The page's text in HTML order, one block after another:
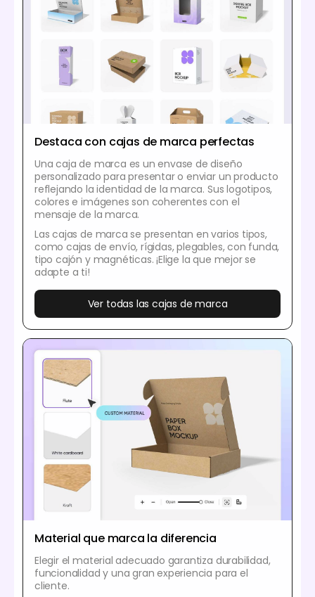
Destaca con cajas de marca perfectas
Una caja de marca es un envase de diseño
personalizado para presentar o enviar un producto
reflejando la identidad de la marca. Sus logotipos,
colores e imágenes son coherentes con el
mensaje de la marca.
Las cajas de marca se presentan en varios tipos,
como cajas de envío, rígidas, plegables, con funda,
tipo cajón y magnéticas. ¡Elige la que mejor se
adapte a ti!
Ver todas las cajas de marca
Material que marca la diferencia
Elegir el material adecuado garantiza durabilidad,
funcionalidad y una gran experiencia para el
cliente.